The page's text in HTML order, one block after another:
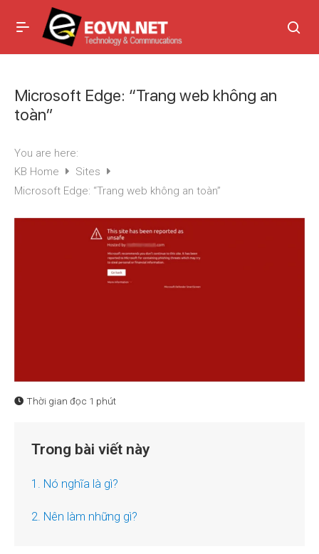
Microsoft Edge: “Trang web không an
toàn”
You are here:
KB Home
Sites
Microsoft Edge: “Trang web không an toàn”
Thời gian đọc 1 phút
Trong bài viết này
1. Nó nghĩa là gì?
2. Nên làm những gì?